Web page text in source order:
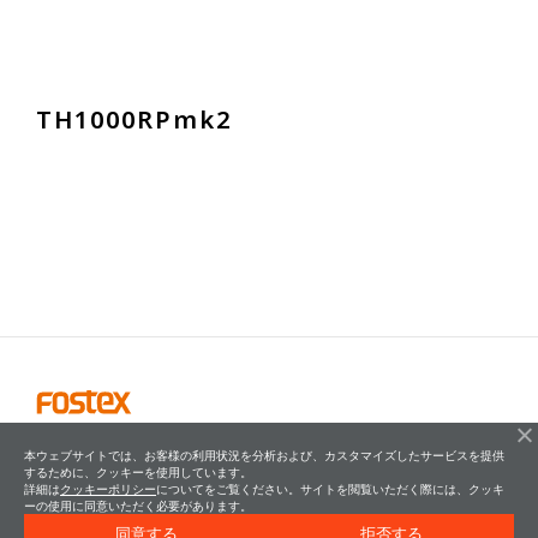
TH1 000RPmk2
本ウェブサイトでは、お客様の利用状況を分析および、カスタマイズしたサービスを提供
するために、クッキーを使用しています。
詳細はクッキーポリシーについてをご覧ください。サイトを閲覧いただく際には、クッキ
ーの使用に同意いただく必要があります。
同意する 拒否する